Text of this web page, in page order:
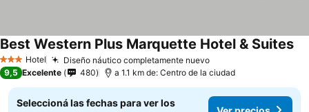
3 Estrellas
Hotel Diseño náutico completamente nuevo
Best Western Plus Marquette Hotel & Suites
9,5 Excelente 480 a 1.1 km de: Centro de la ciudad
Seleccioná las fechas para ver los